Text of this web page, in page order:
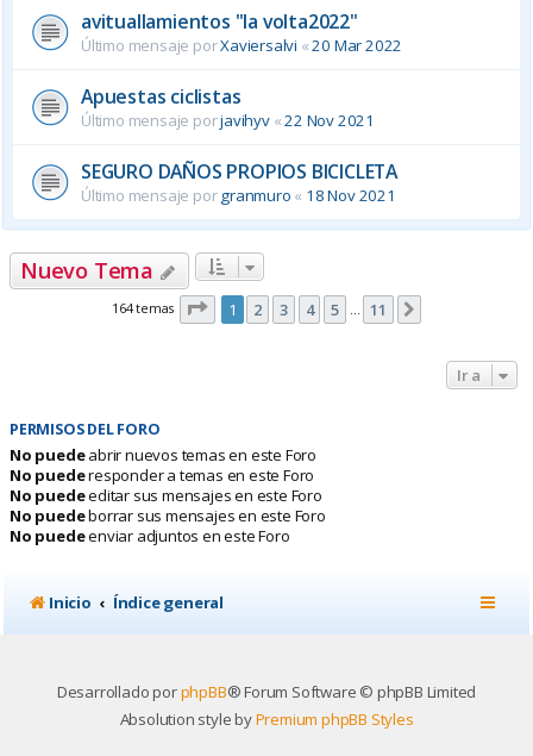
avituallamientos "la volta2022"
Último mensaje porXaviersalvi «20 Mar 2022
Apuestas ciclistas
Último mensaje porjavihyv«22 Nov 2021
SEGURO DAÑOS PROPIOS BICICLETA
Último mensaje porgranmuro « 18 Nov 2021
Nuevo Tema
164 temas Página de 11
1 2 3 4 5 … 11
Ir a
PERMISOS DEL FORO
No puedeabrir nuevos temas en este Foro
No puederesponder a temas en este Foro
No puedeeditar sus mensajes en este Foro
No puedeborrar sus mensajes en este Foro
No puedeenviar adjuntos en este Foro
Inicio Índice general
Desarrollado porphpBB® Forum Software © phpBB Limited
Absolution style byPremium phpBB Styles